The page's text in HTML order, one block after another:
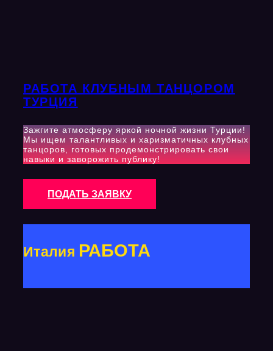
РАБОТА КЛУБНЫМ ТАНЦОРОМ
ТУРЦИЯ
Зажгите атмосферу яркой ночной жизни Турции!
Мы ищем талантливых и харизматичных клубных
танцоров, готовых продемонстрировать свои
навыки и заворожить публику!
ПОДАТЬ ЗАЯВКУ
Италия РАБОТА